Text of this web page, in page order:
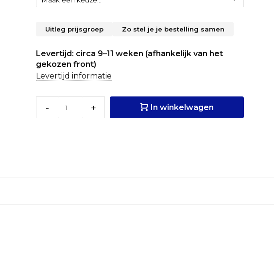
Uitleg prijsgroep Zo stel je je bestelling samen
Levertijd: circa 9–11 weken (afhankelijk van het
gekozen front)
Levertijd informatie
- + In winkelwagen